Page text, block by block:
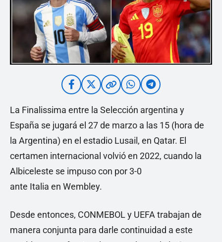
La Finalissima entre la Selección argentina y
España se jugará el 27 de marzo a las 15 (hora de
la Argentina) en el estadio Lusail, en Qatar. El
certamen internacional volvió en 2022, cuando la
Albiceleste se impuso con por 3-0
ante Italia en Wembley.
Desde entonces, CONMEBOL y UEFA trabajan de
manera conjunta para darle continuidad a este